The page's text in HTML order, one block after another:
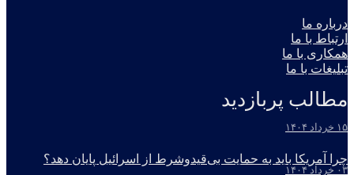
درباره ما
ارتباط با ما
همکاری با ما
تبلیغات با ما
مطالب پربازدید
۱۵ خرداد ۱۴۰۴
چرا آمریکا باید به حمایت بی‌قیدوشرط از اسرائیل پایان دهد؟
۰۳ خرداد ۱۴۰۴